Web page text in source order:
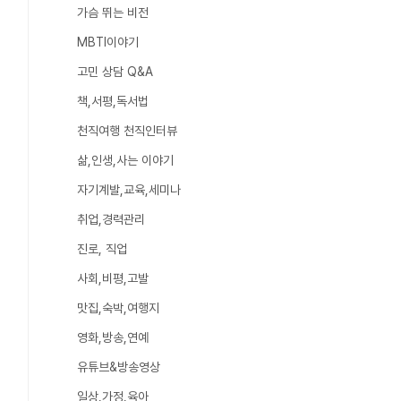
가슴 뛰는 비전
MBTI이야기
고민 상담 Q&A
책,서평,독서법
천직여행 천직인터뷰
삶,인생,사는 이야기
자기계발,교육,세미나
취업,경력관리
진로, 직업
사회,비평,고발
맛집,숙박,여행지
영화,방송,연예
유튜브&방송영상
일상,가정,육아